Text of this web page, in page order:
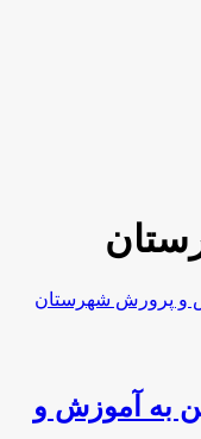
به آموزش و